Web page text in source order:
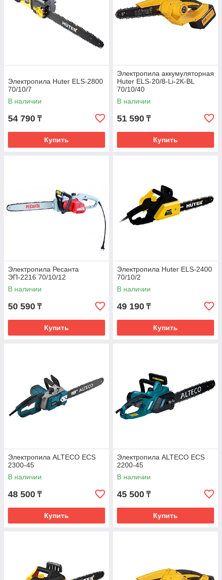
Электропила Huter ELS-2800
70/10/7
В наличии
54 790 ₸
Купить
Электропила аккумуляторная
Huter ELS-20/8-Li-2К-BL
70/10/40
В наличии
51 590 ₸
Купить
Электропила Ресанта
ЭП-2216 70/10/12
В наличии
50 590 ₸
Купить
Электропила Huter ELS-2400
70/10/2
В наличии
49 190 ₸
Купить
Электропила ALTECO ECS
2300-45
В наличии
48 500 ₸
Купить
Электропила ALTECO ECS
2200-45
В наличии
45 500 ₸
Купить